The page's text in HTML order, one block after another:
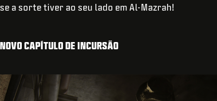
se a sorte tiver ao seu lado em Al-Mazrah!
NOVO CAPÍTULO DE INCURSÃO